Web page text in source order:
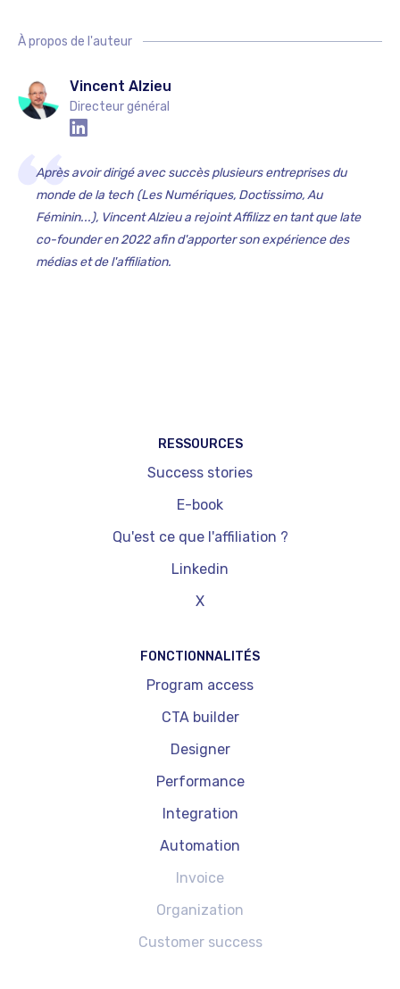
À propos de l'auteur
Vincent Alzieu
Directeur général
Après avoir dirigé avec succès plusieurs entreprises du
monde de la tech (Les Numériques, Doctissimo, Au
Féminin...), Vincent Alzieu a rejoint Affilizz en tant que late
co-founder en 2022 afin d'apporter son expérience des
médias et de l'affiliation.‍
RESSOURCES
Success stories
E-book
Qu'est ce que l'affiliation ?
Linkedin
X
FONCTIONNALITÉS
Program access
CTA builder
Designer
Performance
Integration
Automation
Invoice
Organization
Customer success